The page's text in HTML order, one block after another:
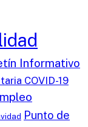
Informativo
COVID-19
Punto de